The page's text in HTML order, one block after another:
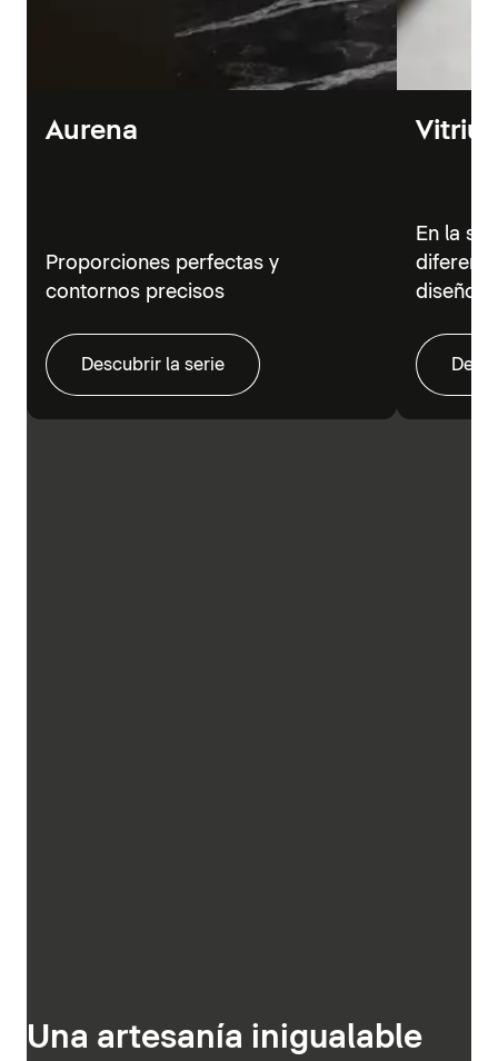
Aurena
Proporciones perfectas y
contornos precisos
Descubrir la serie
En la
diseño
Una artesanía inigualable